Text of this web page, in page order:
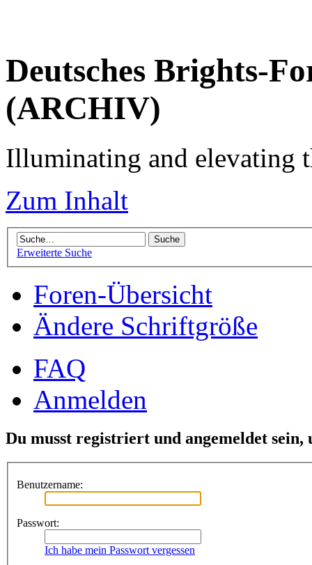
Deutsches Brights-
(ARCHIV)
Illuminating and elevating
Zum Inhalt
Erweiterte Suche
Foren-Übersicht
Ändere Schriftgröße
FAQ
Anmelden
Du musst registriert und angemeldet
Benutzername:
Passwort:
Ich habe mein Passwort vergessen